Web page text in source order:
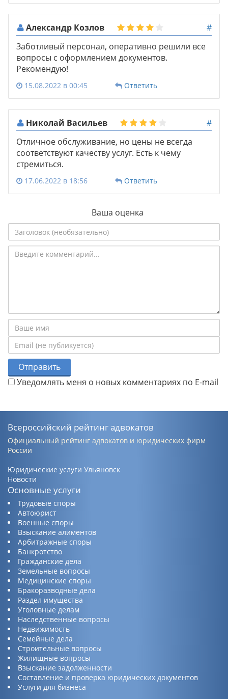
Александр Козлов
#
Заботливый персонал, оперативно решили все
вопросы с оформлением документов.
Рекомендую!
15.08.2022 в 00:45 Ответить
Николай Васильев
#
Отличное обслуживание, но цены не всегда
соответствуют качеству услуг. Есть к чему
стремиться.
17.06.2022 в 18:56 Ответить
Ваша оценка
Отправить
Уведомлять меня о новых комментариях по E-mail
Всероссийский рейтинг адвокатов
Официальный рейтинг адвокатов и юридических фирм
России
Юридические услуги Ульяновск
Новости
Основные услуги
Трудовые споры
Автоюрист
Военные споры
Взыскание алиментов
Арбитражные споры
Банкротство
Гражданские дела
Земельные вопросы
Медицинские споры
Бракоразводные дела
Раздел имущества
Уголовные делам
Наследственные вопросы
Недвижимость
Семейные дела
Строительные вопросы
Жилищные вопросы
Взыскание задолженности
Составление и проверка юридических документов
Услуги для бизнеса